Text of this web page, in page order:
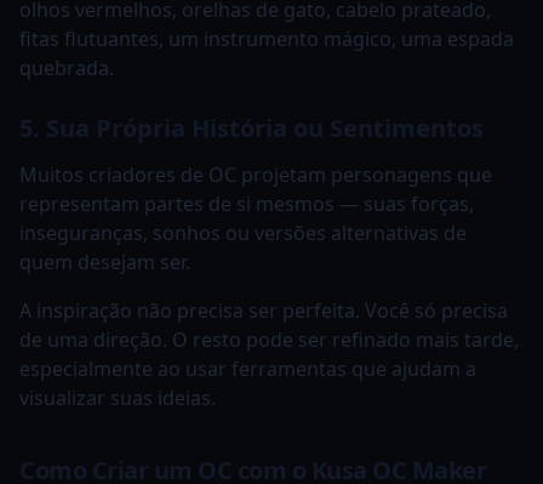
olhos vermelhos, orelhas de gato, cabelo prateado,
fitas flutuantes, um instrumento mágico, uma espada
quebrada.
5. Sua Própria História ou Sentimentos
Muitos criadores de OC projetam personagens que
representam partes de si mesmos — suas forças,
inseguranças, sonhos ou versões alternativas de
quem desejam ser.
A inspiração não precisa ser perfeita. Você só precisa
de uma direção. O resto pode ser refinado mais tarde,
especialmente ao usar ferramentas que ajudam a
visualizar suas ideias.
Como Criar um OC com o Kusa OC Maker